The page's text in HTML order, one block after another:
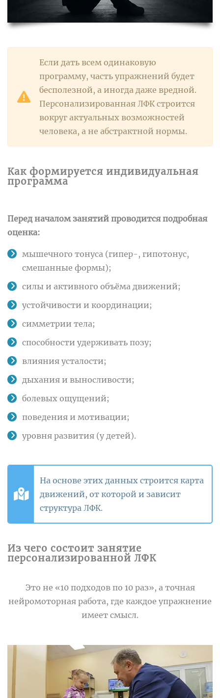
Если дать всем одинаковую
программу, часть упражнений будет
бесполезной, а иногда даже вредной.
Персонализированная ЛФК строится
вокруг актуальных возможностей
человека, а не абстрактной нормы.
Как формируется индивидуальная
программа
Перед началом занятий проводится подробная
оценка:
мышечного тонуса (гипер-, гипотонус,
смешанные формы);
силы и активного объёма движений;
устойчивости и координации;
симметрии тела;
способности удерживать позу;
влияния усталости;
дыхания и выносливости;
болевых ощущений;
поведения и мотивации;
уровня развития (у детей).
На основе этих данных строится карта
движений, от которой и зависит
структура ЛФК.
Из чего состоит занятие
персонализированной ЛФК
Это не «10 подходов по 10 раз», а точная
нейромоторная работа, где каждое упражнение
имеет смысл.